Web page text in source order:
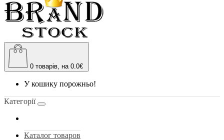
0 товарів, на 0.0€
У кошику порожньо!
Категорії
Каталог товаров